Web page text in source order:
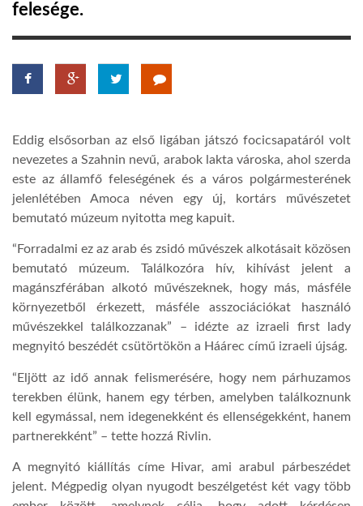
HÍR3D
TROPICALMAGAZIN
AFRIKA TUDÁSTÁR
GLOBOZSARU
DOBRAVERO.HU
LATIMO.HU
GLOBOBOOK
felesége.
Eddig elsősorban az első ligában játszó focicsapatáról volt
nevezetes a Szahnin nevű, arabok lakta városka, ahol szerda
este az államfő feleségének és a város polgármesterének
jelenlétében Amoca néven egy új, kortárs művészetet
bemutató múzeum nyitotta meg kapuit.
“Forradalmi ez az arab és zsidó művészek alkotásait közösen
bemutató múzeum. Találkozóra hív, kihívást jelent a
magánszférában alkotó művészeknek, hogy más, másféle
környezetből érkezett, másféle asszociációkat használó
művészekkel találkozzanak” – idézte az izraeli first lady
megnyitó beszédét csütörtökön a Háárec című izraeli újság.
“Eljött az idő annak felismerésére, hogy nem párhuzamos
terekben élünk, hanem egy térben, amelyben találkoznunk
kell egymással, nem idegenekként és ellenségekként, hanem
partnerekként” – tette hozzá Rivlin.
A megnyitó kiállítás címe Hivar, ami arabul párbeszédet
jelent. Mégpedig olyan nyugodt beszélgetést két vagy több